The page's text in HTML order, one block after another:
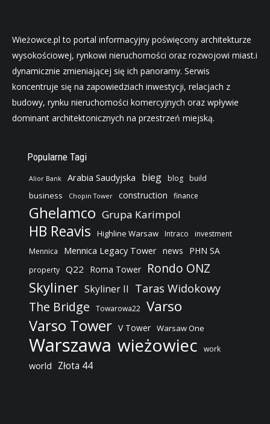
Wieżowce.pl to portal informacyjny poświęcony architekturze
wysokościowej, rynkowi nieruchomości oraz rozwojowi miast.i
dynamicznie zmieniającej się ich panoramy. Serwis
koncentruje się na zapowiedziach inwestycji, relacjach z
budowy, rynku nieruchomości komercyjnych oraz wpływie
dominant architektonicznych na przestrzeń miejską.
Popularne Tagi
Alior Bank Arabia Saudyjska bieg blog build
business Chopin Tower construction finance
Ghelamco Grupa Karimpol
HB Reavis Highline Warsaw Intraco
investment
Mennica
Mennica Legacy Tower news PHN SA
property Q22 Roma Tower Rondo ONZ
Skyliner Skyliner II Taras Widokowy
The Bridge Towarowa22 Varso
Varso Tower V Tower Warsaw One
Warszawa wieżowiec work
world Złota 44